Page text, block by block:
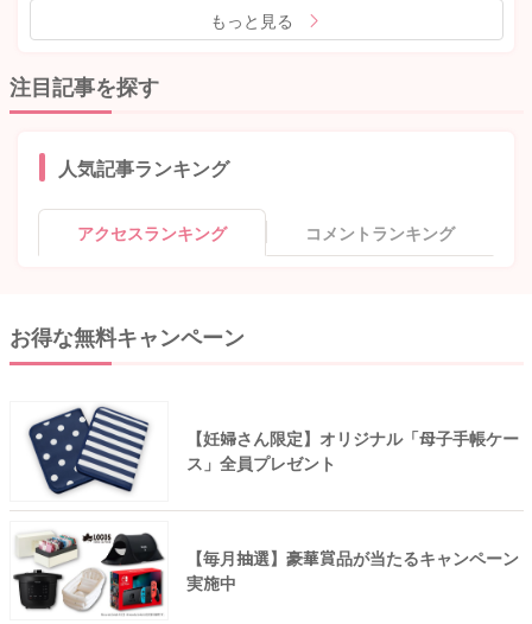
もっと見る
注目記事を探す
人気記事ランキング
アクセスランキング コメントランキング
お得な無料キャンペーン
【妊婦さん限定】オリジナル「母子手帳ケー
ス」全員プレゼント
【毎月抽選】豪華賞品が当たるキャンペーン
実施中